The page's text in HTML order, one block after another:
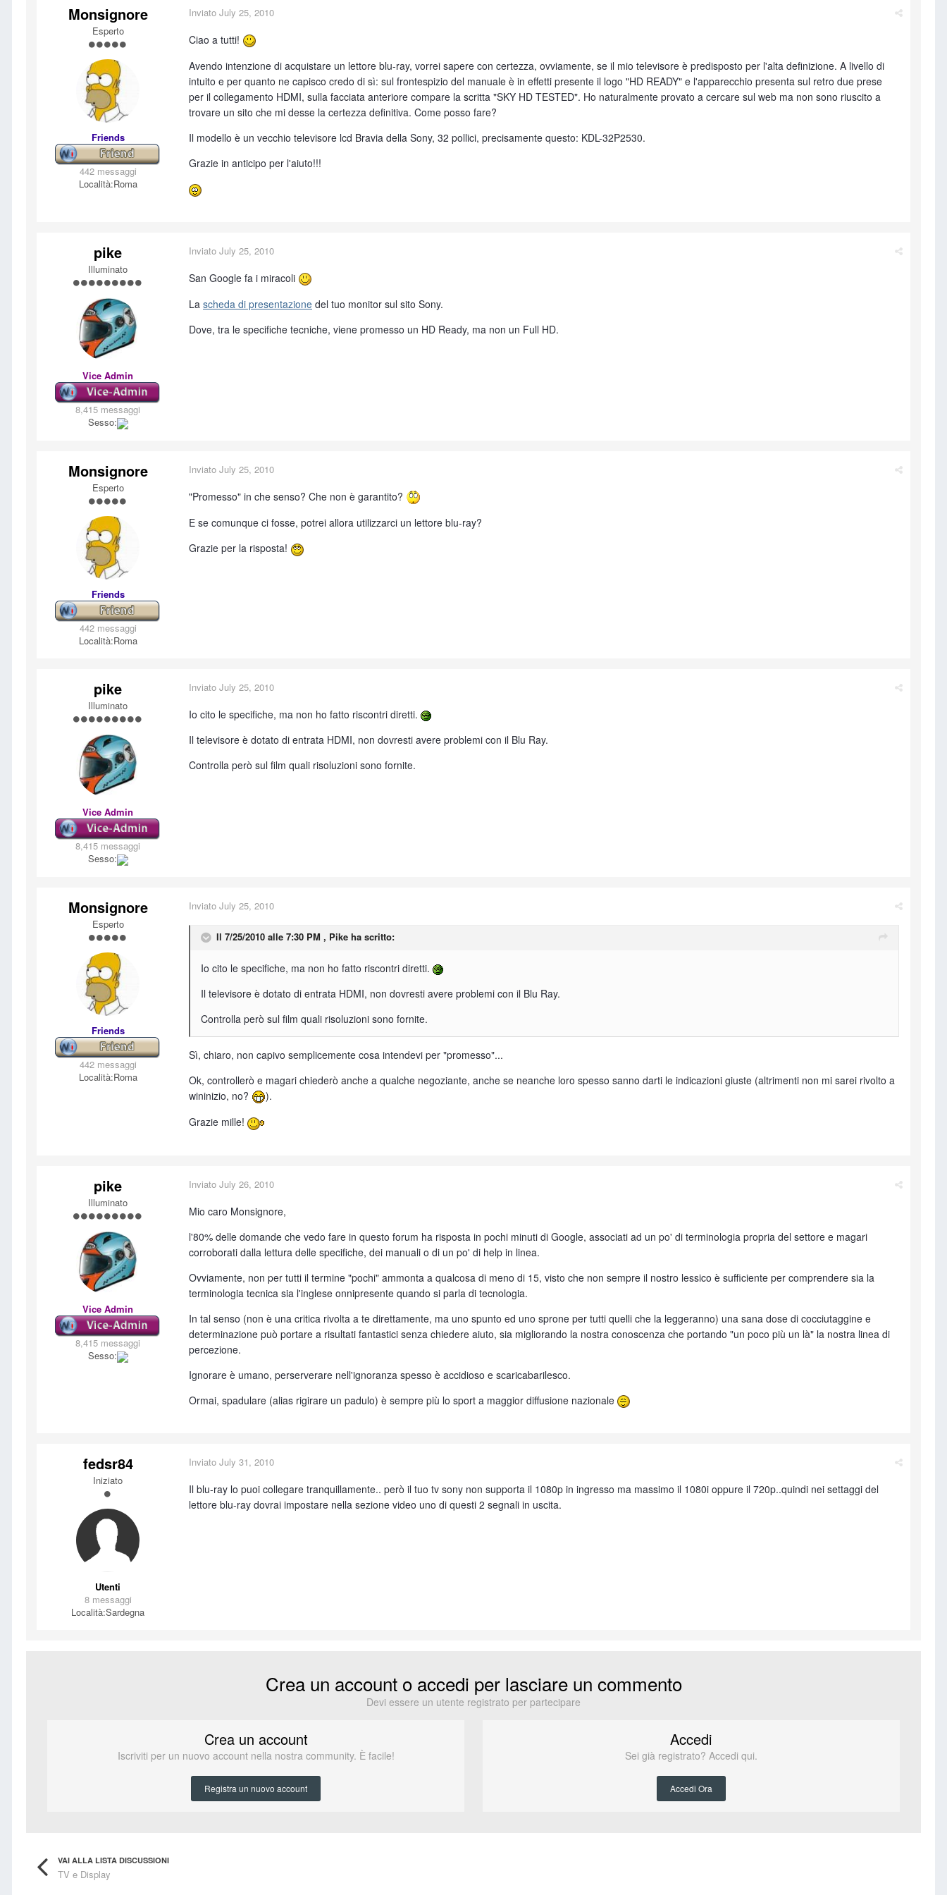
Monsignore
Esperto
Friends
442 messaggi
Località:Roma
Inviato July 25, 2010
Ciao a tutti!
Avendo intenzione di acquistare un lettore blu-ray, vorrei sapere con certezza, ovviamente, se il mio televisore è predisposto per l'alta definizione. A livello di
intuito e per quanto ne capisco credo di sì: sul frontespizio del manuale è in effetti presente il logo "HD READY" e l'apparecchio presenta sul retro due prese
per il collegamento HDMI, sulla facciata anteriore compare la scritta "SKY HD TESTED". Ho naturalmente provato a cercare sul web ma non sono riuscito a
trovare un sito che mi desse la certezza definitiva. Come posso fare?
Il modello è un vecchio televisore lcd Bravia della Sony, 32 pollici, precisamente questo: KDL-32P2530.
Grazie in anticipo per l'aiuto!!!
pike
Illuminato
Vice Admin
8,415 messaggi
Sesso:
Inviato July 25, 2010
San Google fa i miracoli
La scheda di presentazione del tuo monitor sul sito Sony.
Dove, tra le specifiche tecniche, viene promesso un HD Ready, ma non un Full HD.
Monsignore
Esperto
Friends
442 messaggi
Località:Roma
Inviato July 25, 2010
"Promesso" in che senso? Che non è garantito?
E se comunque ci fosse, potrei allora utilizzarci un lettore blu-ray?
Grazie per la risposta!
pike
Illuminato
Vice Admin
8,415 messaggi
Sesso:
Inviato July 25, 2010
Io cito le specifiche, ma non ho fatto riscontri diretti.
Il televisore è dotato di entrata HDMI, non dovresti avere problemi con il Blu Ray.
Controlla però sul film quali risoluzioni sono fornite.
Monsignore
Esperto
Friends
442 messaggi
Località:Roma
Inviato July 25, 2010
Il 7/25/2010 alle 7:30 PM , Pike ha scritto:
Io cito le specifiche, ma non ho fatto riscontri diretti.
Il televisore è dotato di entrata HDMI, non dovresti avere problemi con il Blu Ray.
Controlla però sul film quali risoluzioni sono fornite.
Sì, chiaro, non capivo semplicemente cosa intendevi per "promesso"...
Ok, controllerò e magari chiederò anche a qualche negoziante, anche se neanche loro spesso sanno darti le indicazioni giuste (altrimenti non mi sarei rivolto a
wininizio, no?
).
Grazie mille!
pike
Illuminato
Vice Admin
8,415 messaggi
Sesso:
Inviato July 26, 2010
Mio caro Monsignore,
l'80% delle domande che vedo fare in questo forum ha risposta in pochi minuti di Google, associati ad un po' di terminologia propria del settore e magari
corroborati dalla lettura delle specifiche, dei manuali o di un po' di help in linea.
Ovviamente, non per tutti il termine "pochi" ammonta a qualcosa di meno di 15, visto che non sempre il nostro lessico è sufficiente per comprendere sia la
terminologia tecnica sia l'inglese onnipresente quando si parla di tecnologia.
In tal senso (non è una critica rivolta a te direttamente, ma uno spunto ed uno sprone per tutti quelli che la leggeranno) una sana dose di cocciutaggine e
determinazione può portare a risultati fantastici senza chiedere aiuto, sia migliorando la nostra conoscenza che portando "un poco più un là" la nostra linea di
percezione.
Ignorare è umano, perserverare nell'ignoranza spesso è accidioso e scaricabarilesco.
Ormai, spadulare (alias rigirare un padulo) è sempre più lo sport a maggior diffusione nazionale
fedsr84
Iniziato
Utenti
8 messaggi
Località:Sardegna
Inviato July 31, 2010
Il blu-ray lo puoi collegare tranquillamente.. però il tuo tv sony non supporta il 1080p in ingresso ma massimo il 1080i oppure il 720p..quindi nei settaggi del
lettore blu-ray dovrai impostare nella sezione video uno di questi 2 segnali in uscita.
Crea un account o accedi per lasciare un commento
Devi essere un utente registrato per partecipare
Crea un account
Iscriviti per un nuovo account nella nostra community. È facile!
Registra un nuovo account
Accedi
Sei già registrato? Accedi qui.
Accedi Ora
VAI ALLA LISTA DISCUSSIONI
TV e Display